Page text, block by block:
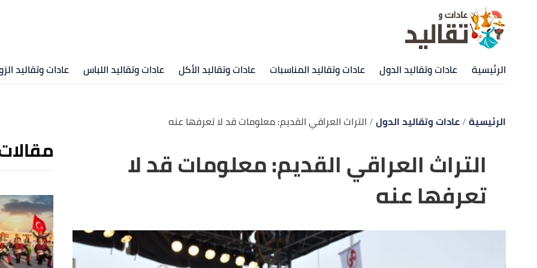
الرئيسية عادات وتقاليد الدول عادات وتقاليد المناسبات عادات وتقاليد الأكل عادات وتقاليد اللباس عادات وتقاليد
الرئيسية عادات وتقاليد الدول التراث العراقي القديم: معلومات قد لا تعرفها عنه
التراث العراقي القديم: معلومات قد لا
تعرفها عنه